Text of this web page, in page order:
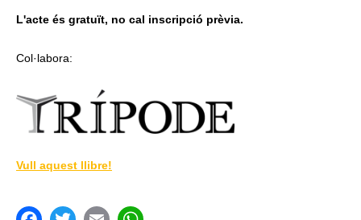
L'acte és gratuït, no cal inscripció prèvia.
Col·labora:
Vull aquest llibre!